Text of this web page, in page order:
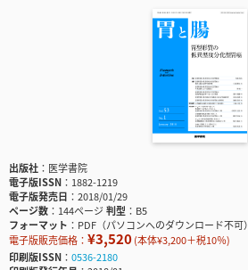
出版社
医学書院
電子版ISSN
1882-1219
電子版発売日
2018/01/29
ページ数
144ページ判型
B5
フォーマット
PDF（パソコンへのダウンロード不可）
電子版販売価格： ¥3,520(本体¥3,200＋税10％)
印刷版ISSN
0536-2180